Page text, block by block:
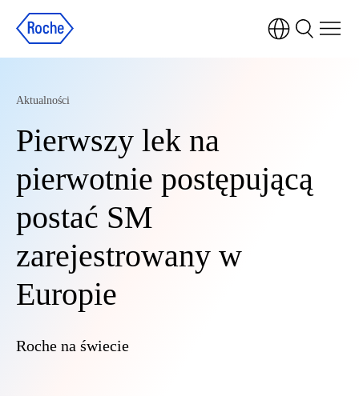
Aktualności
Pierwszy lek na
pierwotnie postępującą
postać SM
zarejestrowany w
Europie
Roche na świecie